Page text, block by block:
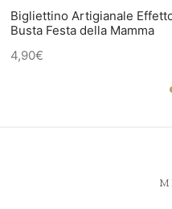
Bigliettino Artigianale
Busta Festa della Mamma
4,90€